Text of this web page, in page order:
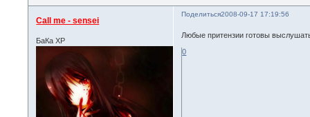
Поделиться2008-09-17 17:19:56
Call me - sensei
БаКа ХР
Любые притензии готовы
0